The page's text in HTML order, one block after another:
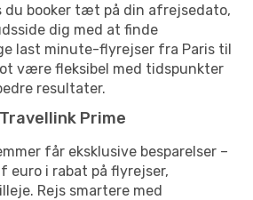
du booker tæt på din afrejsedato,
dig med at finde
last minute-flyrejser fra Paris til
være fleksibel med tidspunkter
resultater.
Prime
får eksklusive besparelser –
euro i rabat på flyrejser,
Rejs smartere med